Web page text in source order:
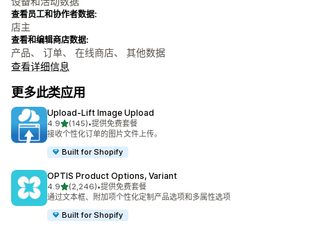
查看员工和协作者数据:
店主
查看和编辑商店数据:
产品、 订单、 在线商店、 其他数据
查看详细信息
更多此类应用
Upload‑Lift Image Upload
4.9星（满分 5 星）
(145)
总共 145 条评论
•提供免费套餐
接收个性化订单的图片文件上传。
Built for Shopify
OPTIS Product Options, Variant
4.9星（满分 5 星）
(2,246)
总共 2246 条评论
•提供免费套餐
通过文本框、附加项个性化定制产品选项和多属性选项
Built for Shopify